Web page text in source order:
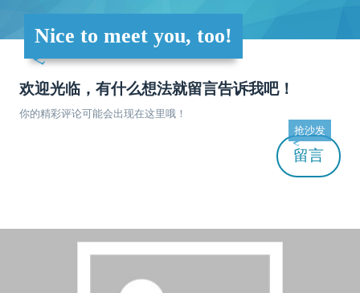
Nice to meet you, too!
欢迎光临，有什么想法就留言告诉我吧！
你的精彩评论可能会出现在这里哦！
留言
抢沙发